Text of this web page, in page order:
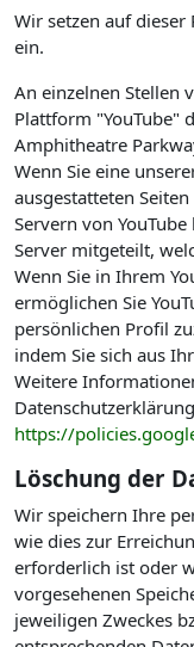
Wir setzen auf
ein.
An einzelnen Stellen
Plattform "YouTube"
Amphitheatre
Wenn Sie eine
ausgestatteten
Servern von
Server mitgeteilt,
Wenn Sie in Ihrem
ermöglichen Sie
persönlichen Profil
indem Sie sich aus
Weitere
https://
Löschung der
Wir speichern Ihre
wie dies zur
erforderlich ist oder
vorgesehenen
jeweiligen Zweckes